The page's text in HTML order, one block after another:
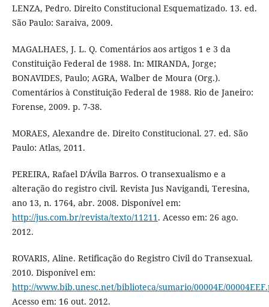
LENZA, Pedro. Direito Constitucional Esquematizado. 13. ed.
São Paulo: Saraiva, 2009.
MAGALHAES, J. L. Q. Comentários aos artigos 1 e 3 da
Constituição Federal de 1988. In: MIRANDA, Jorge;
BONAVIDES, Paulo; AGRA, Walber de Moura (Org.).
Comentários à Constituição Federal de 1988. Rio de Janeiro:
Forense, 2009. p. 7-38.
MORAES, Alexandre de. Direito Constitucional. 27. ed. São
Paulo: Atlas, 2011.
PEREIRA, Rafael D'Ávila Barros. O transexualismo e a
alteração do registro civil. Revista Jus Navigandi, Teresina,
ano 13, n. 1764, abr. 2008. Disponível em:
http://jus.com.br/revista/texto/11211. Acesso em: 26 ago.
2012.
ROVARIS, Aline. Retificação do Registro Civil do Transexual.
2010. Disponível em:
http://www.bib.unesc.net/biblioteca/sumario/00004E/
Acesso em: 16 out. 2012.